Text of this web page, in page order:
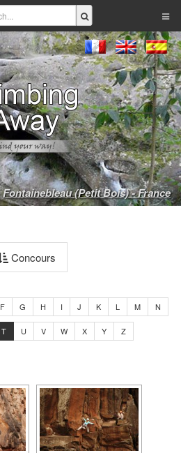
Fontainebleau (Petit Bois) - France
Concours
F G H I J K L M N
T U V W X Y Z